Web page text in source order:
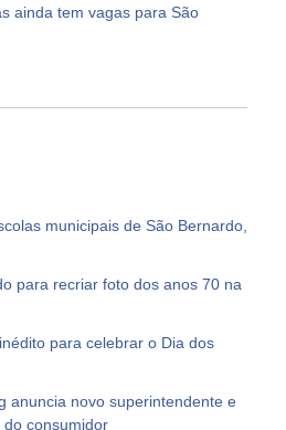
ainda tem vagas para São
municipais de São Bernardo,
para recriar foto dos anos 70 na
para celebrar o Dia dos
anuncia novo superintendente e
consumidor